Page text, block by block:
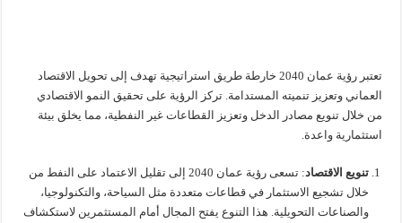
تعتبر رؤية عمان 2040 خارطة طريق استراتيجية تهدف إلى تحويل الاقتصاد
العماني وتعزيز تنميته المستدامة. تركز الرؤية على تحقيق النمو الاقتصادي
من خلال تنويع مصادر الدخل وتعزيز القطاعات غير النفطية، مما يخلق بيئة
استثمارية واعدة.
تنويع الاقتصاد
: تسعى رؤية عمان 2040 إلى تقليل الاعتماد على النفط من
خلال تشجيع الاستثمار في قطاعات متعددة مثل السياحة، والتكنولوجيا،
والصناعات التحويلية. هذا التنوع يفتح المجال أمام المستثمرين لاستكشاف